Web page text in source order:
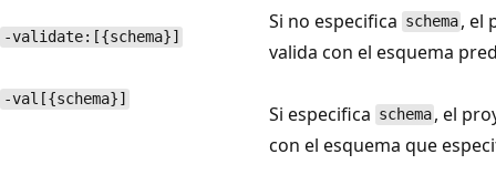
-validate:[{schema}]
-val[{schema}]
Si no especifica schema , el
valida con el esquema
Si especifica schema , el
con el esquema que